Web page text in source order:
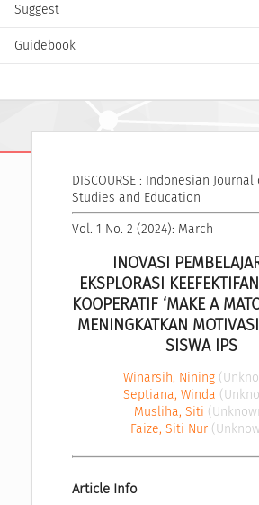
Suggest
Guidebook
DISCOURSE : Indonesian
Studies and Education
Vol. 1 No. 2 (2024): March
INOVASI
EKSPLORASI
KOOPERATIF ‘MAKE A
MENINGKATKAN
SISWA IPS
Winarsih, Nining
Septiana, Winda
Musliha, Siti
Faize, Siti Nur
Article Info